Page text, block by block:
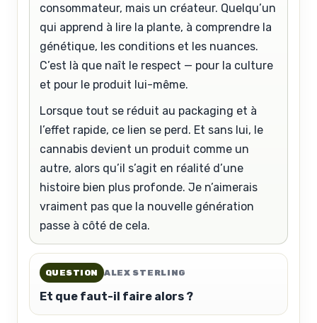
consommateur, mais un créateur. Quelqu’un
qui apprend à lire la plante, à comprendre la
génétique, les conditions et les nuances.
C’est là que naît le respect — pour la culture
et pour le produit lui-même.
Lorsque tout se réduit au packaging et à
l’effet rapide, ce lien se perd. Et sans lui, le
cannabis devient un produit comme un
autre, alors qu’il s’agit en réalité d’une
histoire bien plus profonde. Je n’aimerais
vraiment pas que la nouvelle génération
passe à côté de cela.
QUESTION ALEX STERLING
Et que faut-il faire alors ?